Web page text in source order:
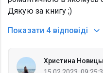
Дякую за книгу ;)
Показати 4 відповіді
Христина